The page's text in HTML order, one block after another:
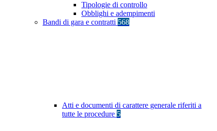
Tipologie di controllo
Obblighi e adempimenti
Bandi di gara e contratti 568
Atti e documenti di carattere generale riferiti a
tutte le procedure 5